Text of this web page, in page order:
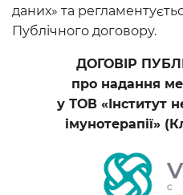
даних» та
Публічного договору.
ДОГОВІР
про надання
у ТОВ «Інститут
імунотерапії»